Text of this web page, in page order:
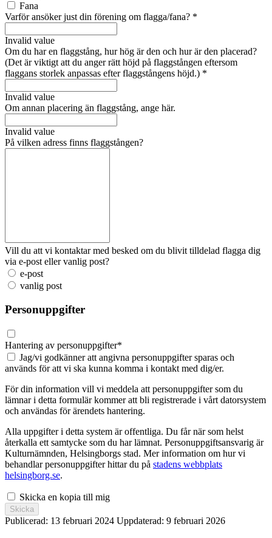
Fana
Varför ansöker just din förening om flagga/fana? *
Invalid value
Om du har en flaggstång, hur hög är den och hur är den placerad?
(Det är viktigt att du anger rätt höjd på flaggstången eftersom
flaggans storlek anpassas efter flaggstångens höjd.) *
Invalid value
Om annan placering än flaggstång, ange här.
Invalid value
På vilken adress finns flaggstången?
Vill du att vi kontaktar med besked om du blivit tilldelad flagga dig
via e-post eller vanlig post?
e-post
vanlig post
Personuppgifter
Hantering av personuppgifter*
Jag/vi godkänner att angivna personuppgifter sparas och
används för att vi ska kunna komma i kontakt med dig/er.
För din information vill vi meddela att personuppgifter som du
lämnar i detta formulär kommer att bli registrerade i vårt datorsystem
och användas för ärendets hantering.
Alla uppgifter i detta system är offentliga. Du får när som helst
återkalla ett samtycke som du har lämnat. Personuppgiftsansvarig är
Kulturnämnden, Helsingborgs stad. Mer information om hur vi
behandlar personuppgifter hittar du på stadens webbplats
helsingborg.se.
Skicka en kopia till mig
Skicka
Publicerad: 13 februari 2024 Uppdaterad: 9 februari 2026